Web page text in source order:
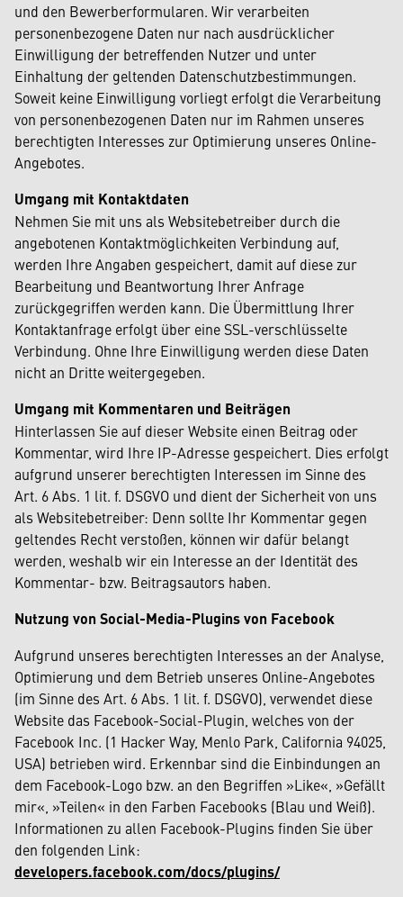
und den Bewerberformularen. Wir verarbeiten
personenbezogene Daten nur nach ausdrücklicher
Einwilligung der betreffenden Nutzer und unter
Einhaltung der geltenden Datenschutzbestimmungen.
Soweit keine Einwilligung vorliegt erfolgt die Verarbeitung
von personenbezogenen Daten nur im Rahmen unseres
berechtigten Interesses zur Optimierung unseres Online-
Angebotes.
Umgang mit Kontaktdaten
Nehmen Sie mit uns als Websitebetreiber durch die
angebotenen Kontaktmöglichkeiten Verbindung auf,
werden Ihre Angaben gespeichert, damit auf diese zur
Bearbeitung und Beantwortung Ihrer Anfrage
zurückgegriffen werden kann. Die Übermittlung Ihrer
Kontaktanfrage erfolgt über eine SSL-verschlüsselte
Verbindung. Ohne Ihre Einwilligung werden diese Daten
nicht an Dritte weitergegeben.
Umgang mit Kommentaren und Beiträgen
Hinterlassen Sie auf dieser Website einen Beitrag oder
Kommentar, wird Ihre IP-Adresse gespeichert. Dies erfolgt
aufgrund unserer berechtigten Interessen im Sinne des
Art. 6 Abs. 1 lit. f. DSGVO und dient der Sicherheit von uns
als Websitebetreiber: Denn sollte Ihr Kommentar gegen
geltendes Recht verstoßen, können wir dafür belangt
werden, weshalb wir ein Interesse an der Identität des
Kommentar- bzw. Beitragsautors haben.
Nutzung von Social-Media-Plugins von Facebook
Aufgrund unseres berechtigten Interesses an der Analyse,
Optimierung und dem Betrieb unseres Online-Angebotes
(im Sinne des Art. 6 Abs. 1 lit. f. DSGVO), verwendet diese
Website das Facebook-Social-Plugin, welches von der
Facebook Inc. (1 Hacker Way, Menlo Park, California 94025,
USA) betrieben wird. Erkennbar sind die Einbindungen an
dem Facebook-Logo bzw. an den Begriffen »Like«, »Gefällt
mir«, »Teilen« in den Farben Facebooks (Blau und Weiß).
Informationen zu allen Facebook-Plugins finden Sie über
den folgenden Link:
developers.facebook.com/docs/plugins/